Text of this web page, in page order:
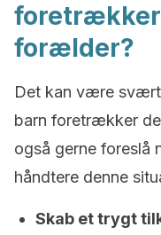
foretrækker
forælder?
Det kan være
barn foretrækker
også gerne foreslå
håndtere denne
Skab et trygt